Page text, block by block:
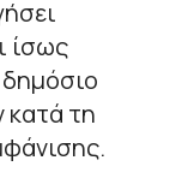
ίσως
δημόσιο
κατά τη